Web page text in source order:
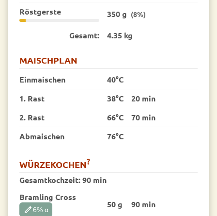
Röstgerste 350 g (8%)
Gesamt: 4.35 kg
MAISCHPLAN
Einmaischen
40°C
1. Rast
38°C
20 min
2. Rast
66°C
70 min
Abmaischen
76°C
WÜRZEKOCHEN?
Gesamtkochzeit:90 min
Bramling Cross
edit6% α
50 g 90 min